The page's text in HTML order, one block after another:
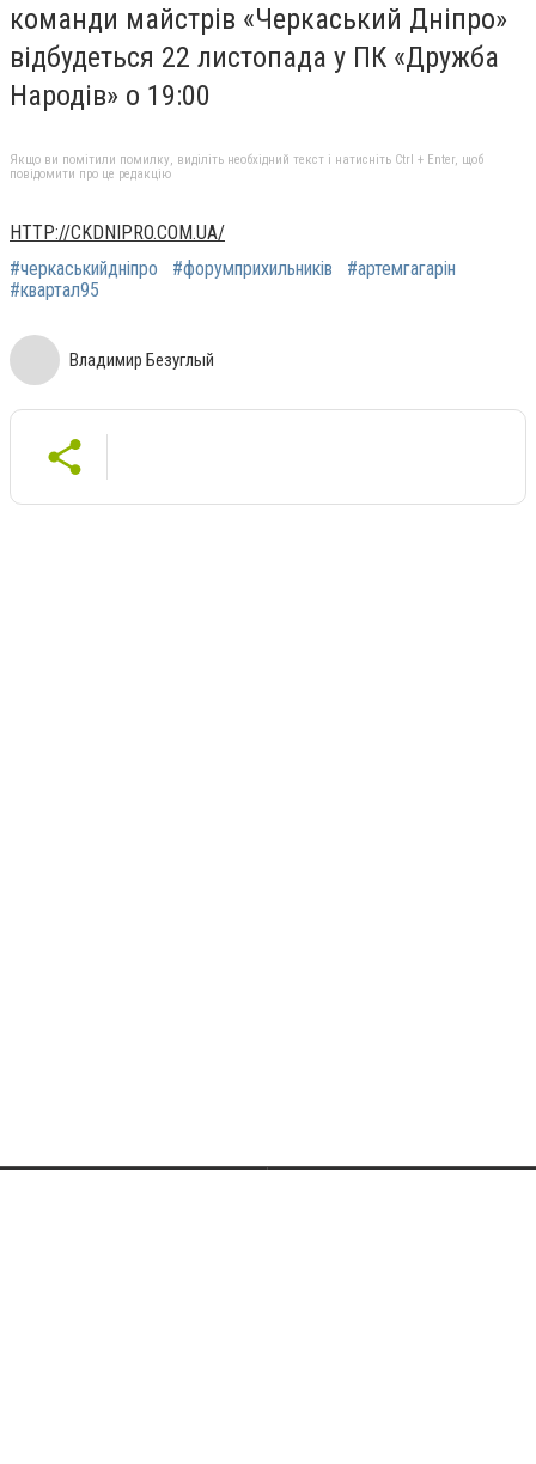
команди майстрів «Черкаський Дніпро»
відбудеться 22 листопада у ПК «Дружба
Народів» о 19:00
Якщо ви помітили помилку, виділіть необхідний текст і натисніть Ctrl + Enter, щоб
повідомити про це редакцію
HTTP://CKDNIPRO.COM.UA/
#черкаськийдніпро
#форумприхильників
#артемгагарін
#квартал95
Владимир Безуглый